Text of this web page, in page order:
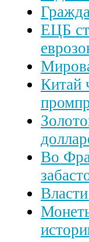
ЕЦБ
Китай
Во